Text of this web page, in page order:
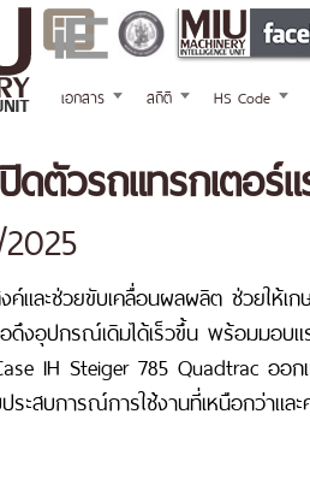
เอกสาร สถิติ HS Code
ดตัวรถแทรกเตอ
และช่วยขับเคลื่อนผลผลิต ช่วยให้เ
งอุปกรณ์เดิมได้เร็วขึ้น พร้อมมอบ
IH Steiger 785 Quadtrac ออ
ะสบการณ์การใช้งานที่เหนือกว่าแล